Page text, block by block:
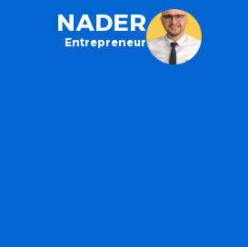
NADER
Entrepreneur